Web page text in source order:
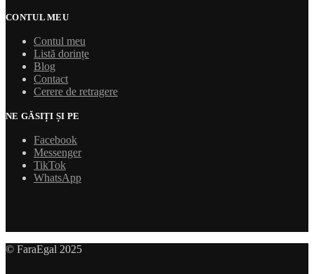
CONTUL MEU
Contul meu
Listă dorințe
Blog
Contact
Cerere de retragere
NE GĂSIȚI ȘI PE
Facebook
Messenger
TikTok
WhatsApp
© FaraEgal 2025